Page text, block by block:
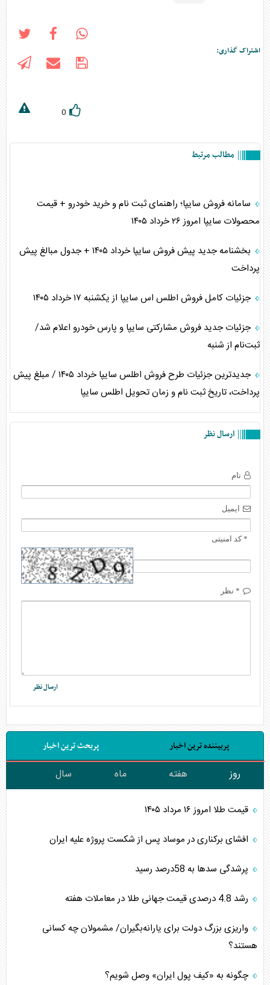
اشتراک گذاری:
0
مطالب مرتبط
سامانه فروش سایپا؛ راهنمای ثبت نام و خرید خودرو + قیمت
محصولات سایپا امروز ۲۶ خرداد ۱۴۰۵
بخشنامه جدید پیش فروش سایپا خرداد ۱۴۰۵ + جدول مبالغ پیش
پرداخت
جزئیات کامل فروش اطلس اس سایپا از یکشنبه ۱۷ خرداد ۱۴۰۵
جزئیات جدید فروش مشارکتی سایپا و پارس خودرو اعلام شد/
ثبت‌نام از شنبه
جدیدترین جزئیات طرح فروش اطلس سایپا خرداد ۱۴۰۵ / مبلغ پیش
پرداخت، تاریخ ثبت نام و زمان تحویل اطلس سایپا
ارسال نظر
نام
ایمیل
* کد امنیتی
* نظر
پربیننده ترین اخبار پربحث ترین اخبار
روز هفته ماه سال
قیمت طلا امروز ۱۶ مرداد ۱۴۰۵
افشای برکناری در موساد پس از شکست پروژه علیه ایران
پرشدگی سدها به 58درصد رسید
رشد 4.8 درصدی قیمت جهانی طلا در معاملات هفته
واریزی بزرگ دولت برای یارانه‌بگیران/ مشمولان چه کسانی
هستند؟
چگونه به «کیف پول ایران» وصل شویم؟